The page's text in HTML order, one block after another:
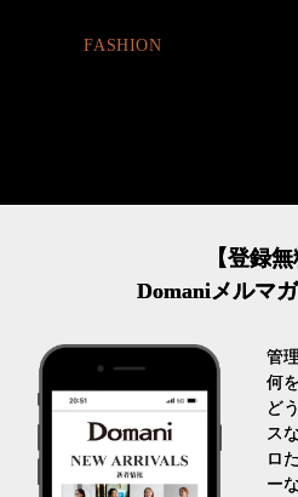
【登録無
Domaniメルマ
管
何
ど
ス
ロ
ー